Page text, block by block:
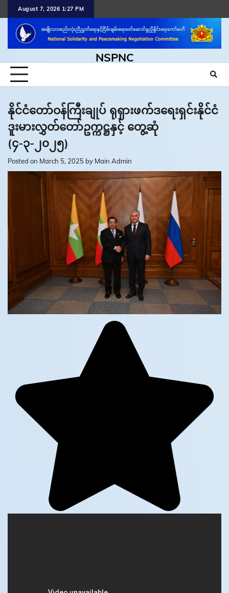
content
August 7, 2026 1:27 PM
NSPNC
နိုင်ငံတော်ဝန်ကြီးချုပ် ရုရှားဖက်ဒရေးရှင်းနိုင်ငံ
ဒူးမားလွှတ်တော်ဥက္ကဋ္ဌနှင့် တွေ့ဆုံ
(၄-၃-၂၀၂၅)
Posted on March 5, 2025 by Main Admin